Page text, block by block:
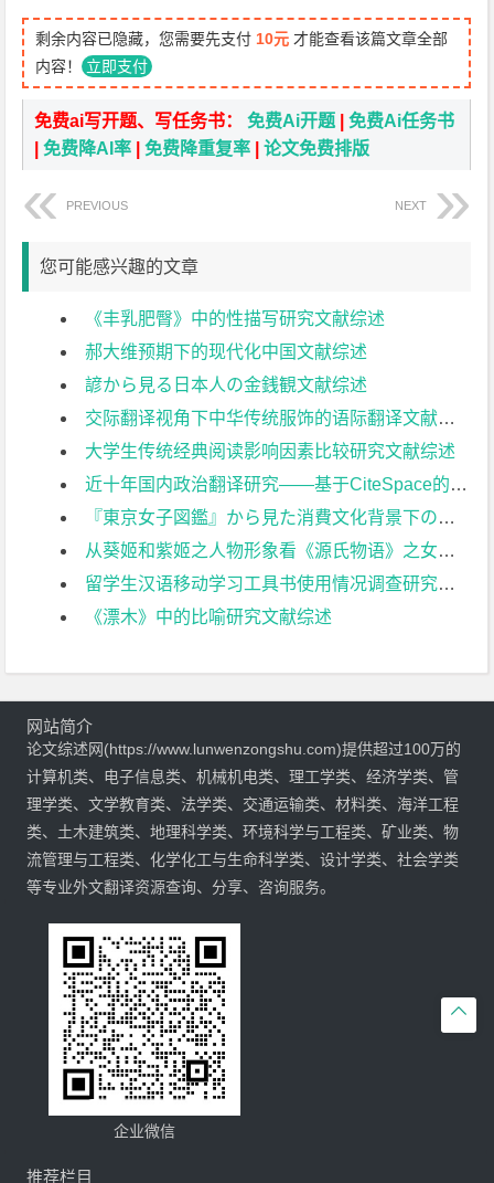
剩余内容已隐藏，您需要先支付 10元 才能查看该篇文章全部
内容！ 立即支付
免费ai写开题、写任务书：免费Ai开题 |免费Ai任务书
|免费降AI率 |免费降重复率 |论文免费排版
PREVIOUS NEXT
您可能感兴趣的文章
《丰乳肥臀》中的性描写研究文献综述
郝大维预期下的现代化中国文献综述
諺から見る日本人の金銭観文献综述
交际翻译视角下中华传统服饰的语际翻译文献综述
大学生传统经典阅读影响因素比较研究文献综述
近十年国内政治翻译研究——基于CiteSpace的可视化分析文献综述
『東京女子図鑑』から見た消費文化背景下の日本都市部女性の尊厳感について文献综述
从葵姬和紫姬之人物形象看《源氏物语》之女性观文献综述
留学生汉语移动学习工具书使用情况调查研究文献综述
《漂木》中的比喻研究文献综述

网站简介
论文综述网(https://www.lunwenzongshu.com)提供超过100万的
计算机类、电子信息类、机械机电类、理工学类、经济学类、管
理学类、文学教育类、法学类、交通运输类、材料类、海洋工程
类、土木建筑类、地理科学类、环境科学与工程类、矿业类、物
流管理与工程类、化学化工与生命科学类、设计学类、社会学类
等专业外文翻译资源查询、分享、咨询服务。
企业微信
推荐栏目